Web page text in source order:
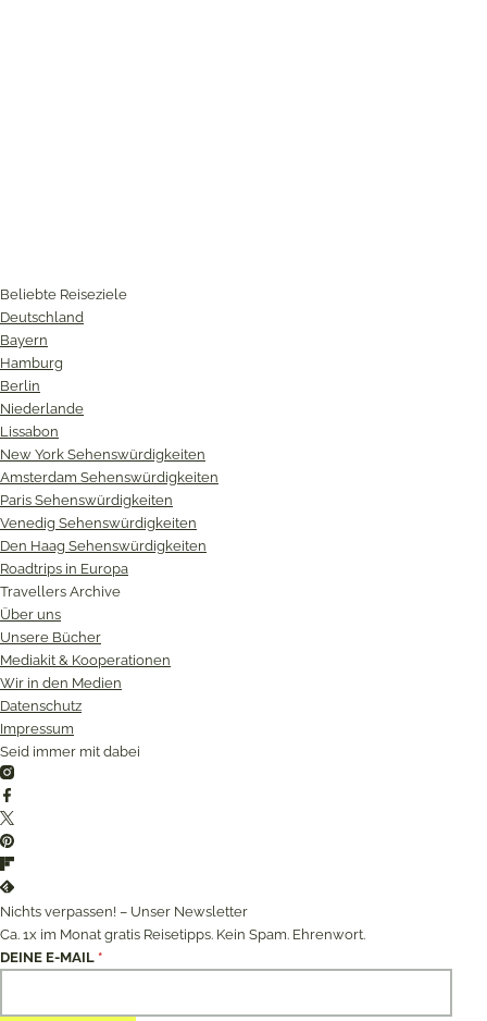
Beliebte Reiseziele
Deutschland
Bayern
Hamburg
Berlin
Niederlande
Lissabon
New York Sehenswürdigkeiten
Amsterdam Sehenswürdigkeiten
Paris Sehenswürdigkeiten
Venedig Sehenswürdigkeiten
Den Haag Sehenswürdigkeiten
Roadtrips in Europa
Travellers Archive
Über uns
Unsere Bücher
Mediakit & Kooperationen
Wir in den Medien
Datenschutz
Impressum
Seid immer mit dabei
Instagram
Twitter
Pinterest
Flipboard
Feedly
Nichts verpassen! – Unser Newsletter
Ca. 1x im Monat gratis Reisetipps. Kein Spam. Ehrenwort.
DEINE E-MAIL *